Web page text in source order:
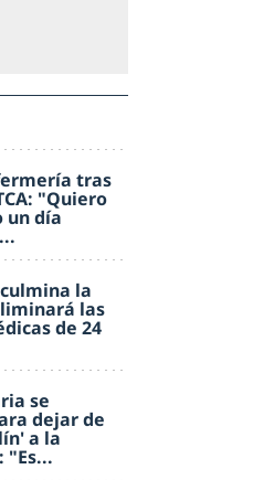
tras
"Quiero
un día
la
las
de 24
se
dejar de
a la
"Es...